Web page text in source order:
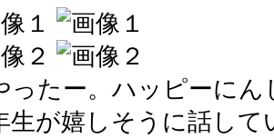
ったー。ハッピーに
生が嬉しそうに話して